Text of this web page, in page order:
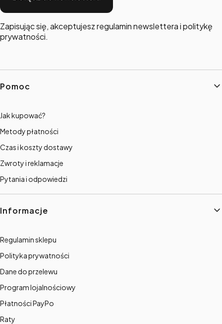
Zapisując się, akceptujesz regulamin newslettera i politykę
prywatności.
Linki w stopce
Pomoc
Jak kupować?
Metody płatności
Czas i koszty dostawy
Zwroty i reklamacje
Pytania i odpowiedzi
Informacje
Regulamin sklepu
Polityka prywatności
Dane do przelewu
Program lojalnościowy
Płatności PayPo
Raty